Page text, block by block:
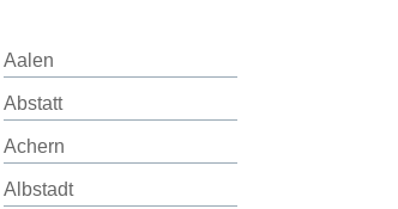
Aalen
Abstatt
Achern
Albstadt